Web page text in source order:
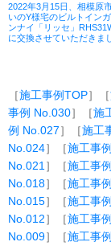
2022年3月15日、相模原
いのY様宅のビルトイン
ンナイ「リッセ」
に交換させていただきま
［施工事例TOP］［
事例 No.030］［施
例 No.027］［施工
No.024］［施工事
No.021 ］［施工事
No.018］［施工事
No.015］［施工事
No.012］［施工事
No.009］［施工事